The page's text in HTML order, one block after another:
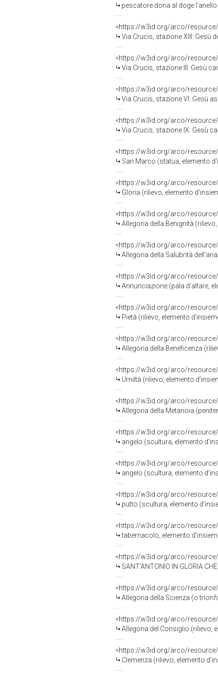
pescatore dona al doge l'anello di
<https://w3id.org/arco/
Via Crucis, stazione XIII: Gesù
<https://w3id.org/arco/
Via Crucis, stazione III: Gesù cade
<https://w3id.org/arco/
Via Crucis, stazione VI: Gesù
<https://w3id.org/arco/
Via Crucis, stazione IX: Gesù cade
<https://w3id.org/arco/
San Marco (statua, elemento
<https://w3id.org/arco/
Gloria (rilievo, elemento
<https://w3id.org/arco/
Allegoria della Benignità (rilievo,
<https://w3id.org/arco/
Allegoria della Salubrità dell'aria
<https://w3id.org/arco/
Annunciazione (pala d'altare,
<https://w3id.org/arco/
Pietà (rilievo, elemento
<https://w3id.org/arco/
Allegoria della Beneficenza
<https://w3id.org/arco/
Umiltà (rilievo, elemento
<https://w3id.org/arco/
Allegoria della Metanoia (penitenza
<https://w3id.org/arco/
angelo (scultura, elemento
<https://w3id.org/arco/
angelo (scultura, elemento
<https://w3id.org/arco/
putto (scultura, elemento
<https://w3id.org/arco/
tabernacolo, elemento
<https://w3id.org/arco/
SANT'ANTONIO IN GLORIA CHE
<https://w3id.org/arco/
Allegoria della Scienza (o trionfo
<https://w3id.org/arco/
Allegoria del Consiglio (rilievo,
<https://w3id.org/arco/
Clemenza (rilievo, elemento